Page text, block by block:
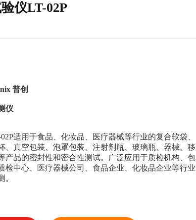
仪LT-02P
普创
仪
适用于食品、化妆品、医疗器械等行业的复合软袋、
、真空包装、泡罩包装、注射剂瓶、玻璃瓶、器械、移
产品的密封性和密合性测试。广泛应用于质检机构、包
检中心、医疗器械公司、食品企业、化妆品企业等行业
。